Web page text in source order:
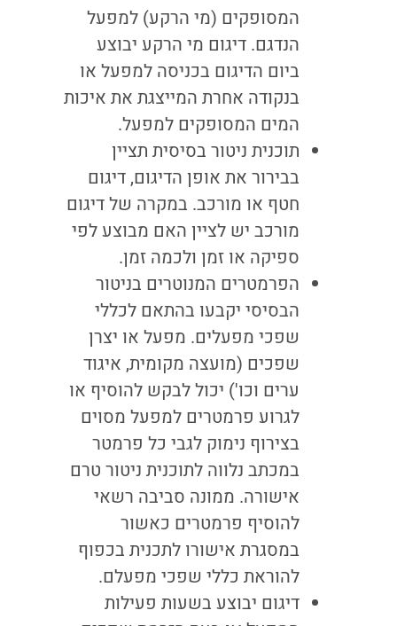
המסופקים (מי הרקע) למפעל
הנדגם. דיגום מי הרקע יבוצע
ביום הדיגום בכניסה למפעל או
בנקודה אחרת המייצגת את איכות
המים המסופקים למפעל.
תוכנית ניטור בסיסית תציין
בבירור את אופן הדיגום, דיגום
חטף או מורכב. במקרה של דיגום
מורכב יש לציין האם מבוצע לפי
ספיקה או זמן ולכמה זמן.
הפרמטרים המנוטרים בניטור
הבסיסי יקבעו בהתאם לכללי
שפכי מפעלים. מפעל או יצרן
שפכים (מועצה מקומית, איגוד
ערים וכו') יכול לבקש להוסיף או
לגרוע פרמטרים למפעל מסוים
בצירוף נימוק לגבי כל פרמטר
במכתב נלווה לתוכנית ניטור טרם
אישורה. ממונה סביבה רשאי
להוסיף פרמטרים כאשור
במסגרת אישורו לתכנית בכפוף
להוראת כללי שפכי מפעלם.
דיגום יבוצע בשעות פעילות